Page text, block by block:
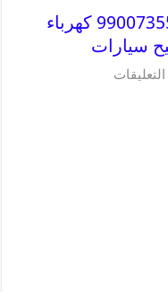
بنشر متنقل | كراج الخالدية 99007355 كهرباء
سيارات
التعليقات